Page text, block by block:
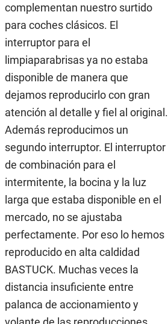
complementan nuestro surtido
para coches clásicos. El
interruptor para el
limpiaparabrisas ya no estaba
disponible de manera que
dejamos reproducirlo con gran
atención al detalle y fiel al original.
Además reproducimos un
segundo interruptor. El interruptor
de combinación para el
intermitente, la bocina y la luz
larga que estaba disponible en el
mercado, no se ajustaba
perfectamente. Por eso lo hemos
reproducido en alta caldidad
BASTUCK. Muchas veces la
distancia insuficiente entre
palanca de accionamiento y